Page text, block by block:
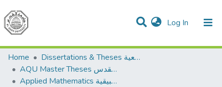
Log In (current)
Communities & Collections
All of DSpace
Home
Dissertations & Theses الرسائل الجامعية
AQU Master Theses الرسائل الجامعية الخاصة بجامعة القدس
Applied Mathematics الرياضيات التطبيقية